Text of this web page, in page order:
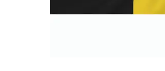
SALE